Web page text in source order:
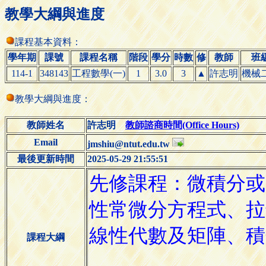
教學大綱與進度
課程基本資料：
學年期
課號 課程名稱 階段 學分 時數 修 教師
班
114-1
348143 工程數學(一) 1 3.0 3 ▲ 許志明 機械
教學大綱與進度：
教師姓名 許志明教師諮商時間(Office Hours)
Email
jmshiu@ntut.edu.tw
最後更新時間
2025-05-29 21:55:51
課程大綱